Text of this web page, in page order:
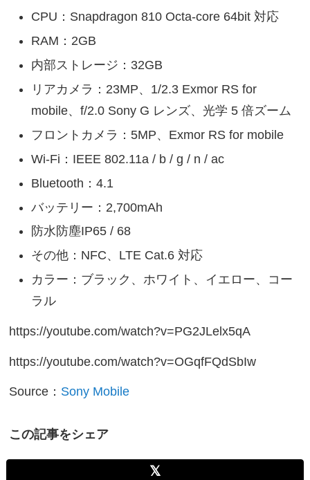
CPU：Snapdragon 810 Octa-core 64bit 対応
RAM：2GB
内部ストレージ：32GB
リアカメラ：23MP、1/2.3 Exmor RS for
mobile、f/2.0 Sony G レンズ、光学 5 倍ズーム
フロントカメラ：5MP、Exmor RS for mobile
Wi-Fi：IEEE 802.11a / b / g / n / ac
Bluetooth：4.1
バッテリー：2,700mAh
防水防塵IP65 / 68
その他：NFC、LTE Cat.6 対応
カラー：ブラック、ホワイト、イエロー、コー
ラル
https://youtube.com/watch?v=PG2JLelx5qA
https://youtube.com/watch?v=OGqfFQdSbIw
Source： Sony Mobile
この記事をシェア
𝕏